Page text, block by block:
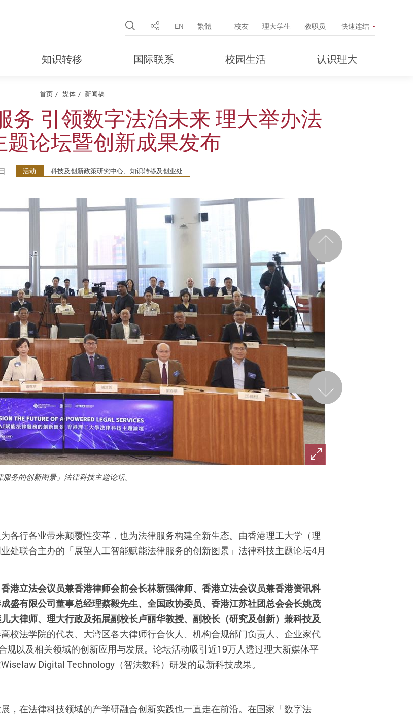
Open Site Search Popup
分享 EN 繁體 校友 理大学生 教职员 快速连结
知识转移 国际联系 校园生活 认识理大
首页 媒体 新闻稿
务 引领数字法治未来 理大举办法
题论坛暨创新成果发布
活动 科技及创新政策研究中心、知识转移及创业处
前一页
务的创新图景」法律科技主题论坛。
后一页
各行各业带来颠覆性变革，也为法律服务构建全新生态。由香港理工大学（理
处联合主办的「展望人工智能赋能法律服务的创新图景」法律科技主题论坛4月
港立法会议员兼香港律师会前会长林新强律师、香港立法会议员兼香港资讯科
盛有限公司董事总经理蔡毅先生、全国政协委员、香港江苏社团总会会长姚茂
大律师、理大行政及拓展副校长卢丽华教授、副校长（研究及创新）兼科技及
高校法学院的代表、大湾区各大律师行合伙人、机构合规部门负责人、企业家代
规以及相关领域的创新应用与发展。论坛活动吸引近19万人透过理大新媒体平
Wiselaw Digital Technology （智法数科）研发的最新科技成果。
，在法律科技领域的产学研融合创新实践也一直走在前沿。在国家「数字法